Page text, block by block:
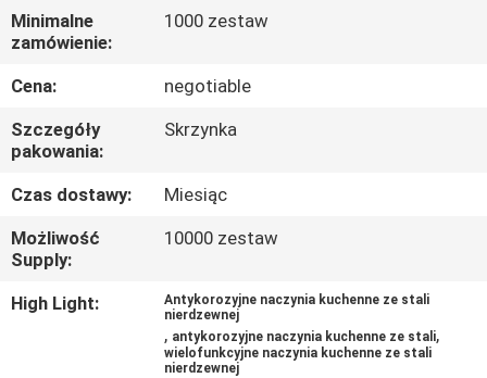
KONTROLA
JAKOŚCI
SKONTAKTUJ
SIĘ
Z
NAMI
Minimalne
zamówienie:
1000 zestaw
Cena:
negotiable
Szczegóły
pakowania:
Skrzynka
Czas dostawy:
Miesiąc
Możliwość
Supply:
10000 zestaw
High Light:
Antykorozyjne naczynia kuchenne ze stali
nierdzewnej
, antykorozyjne naczynia kuchenne ze stali,
wielofunkcyjne naczynia kuchenne ze stali
nierdzewnej